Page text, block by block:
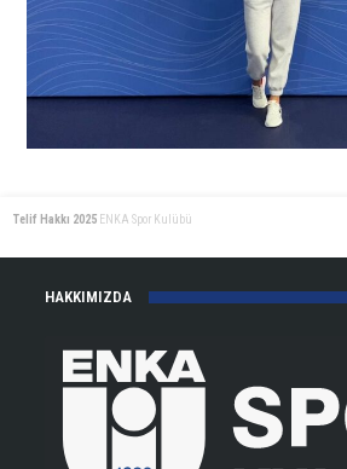
Telif Hakkı 2025 ENKA Spor Kulübü
HAKKIMIZDA